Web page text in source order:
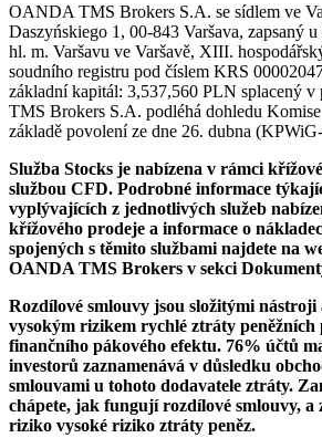
OANDA TMS Brokers S.A. se sídlem ve
Daszyńskiego 1, 00-843 Varšava, zapsaný
hl. m. Varšavu ve Varšavě, XIII.
soudního registru pod číslem KRS
základní kapitál: 3,537,560 PLN splacený
TMS Brokers S.A. podléhá dohledu
základě povolení ze dne 26. dubna
Služba Stocks je nabízena v rámci
službou CFD. Podrobné informace
vyplývajících z jednotlivých služeb
křížového prodeje a informace o
spojených s těmito službami najdete na
OANDA TMS Brokers v sekci
Rozdílové smlouvy jsou složitými nástroji
vysokým rizikem rychlé ztráty
finančního pákového efektu. 76% účtů
investorů zaznamenává v důsledku
smlouvami u tohoto dodavatele ztráty.
chápete, jak fungují rozdílové smlouvy, a
riziko vysoké riziko ztráty peněz.